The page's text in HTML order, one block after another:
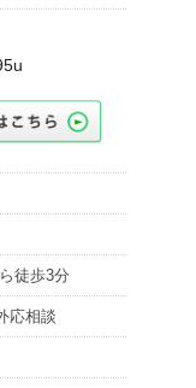
徒歩3分
応相談